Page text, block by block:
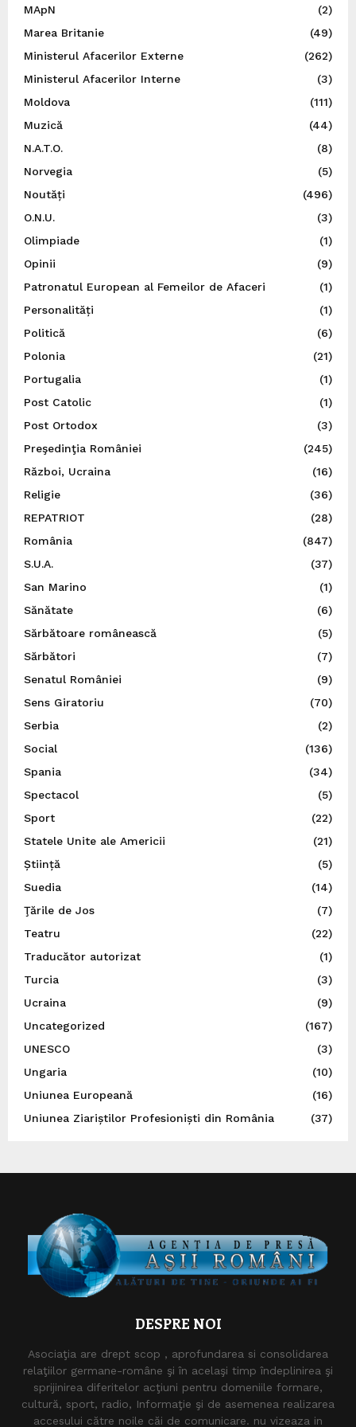
MApN
(2)
Marea Britanie
(49)
Ministerul Afacerilor Externe
(262)
Ministerul Afacerilor Interne
(3)
Moldova
(111)
Muzică
(44)
N.A.T.O.
(8)
Norvegia
(5)
Noutăți
(496)
O.N.U.
(3)
Olimpiade
(1)
Opinii
(9)
Patronatul European al Femeilor de Afaceri
(1)
Personalități
(1)
Politică
(6)
Polonia
(21)
Portugalia
(1)
Post Catolic
(1)
Post Ortodox
(3)
Preşedinţia României
(245)
Război, Ucraina
(16)
Religie
(36)
REPATRIOT
(28)
România
(847)
S.U.A.
(37)
San Marino
(1)
Sănătate
(6)
Sărbătoare românească
(5)
Sărbători
(7)
Senatul României
(9)
Sens Giratoriu
(70)
Serbia
(2)
Social
(136)
Spania
(34)
Spectacol
(5)
Sport
(22)
Statele Unite ale Americii
(21)
Știință
(5)
Suedia
(14)
Ţările de Jos
(7)
Teatru
(22)
Traducător autorizat
(1)
Turcia
(3)
Ucraina
(9)
Uncategorized
(167)
UNESCO
(3)
Ungaria
(10)
Uniunea Europeană
(16)
Uniunea Ziariștilor Profesioniști din România
(37)
DESPRE NOI
Asociaţia are drept scop , aprofundarea si consolidarea
relaţiilor germane-române şi în acelaşi timp îndeplinirea şi
sprijinirea diferitelor acţiuni pentru domeniile formare,
cultură, sport, radio, Informaţie şi de asemenea realizarea
accesului către noile căi de comunicare. nu vizeaza in